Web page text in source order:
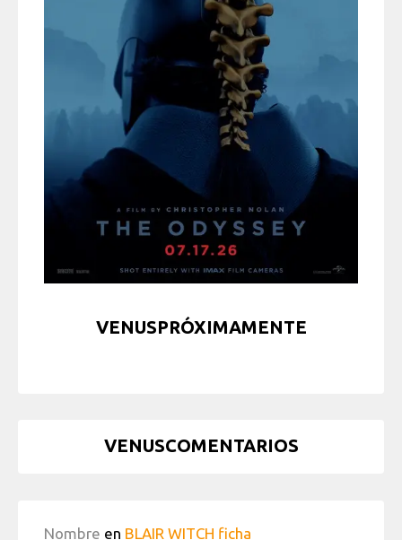
VENUSPRÓXIMAMENTE
VENUSCOMENTARIOS
Nombre en BLAIR WITCH ficha